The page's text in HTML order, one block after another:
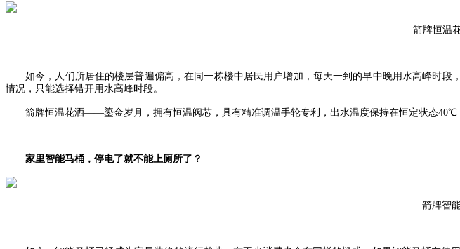
箭牌恒温
如今，人们所居住的楼层普遍偏高，在同一栋楼中居民用户增加，每天一到的早中晚用水高峰时
情况，只能选择错开用水高峰时段。
箭牌恒温花洒——鎏金岁月，拥有恒温阀芯，具有精准调温手轮专利，出水温度保持在恒定状态40℃
家里智能马桶，停电了就不能上厕所了？
箭牌智